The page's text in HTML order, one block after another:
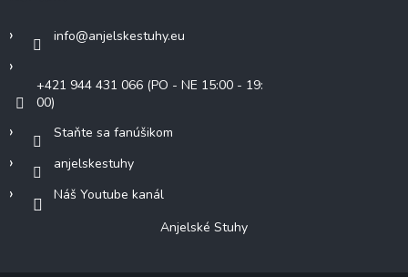
info@anjelskestuhy.eu
+421 944 431 066 (PO - NE 15:00 - 19:
00)
Staňte sa fanúšikom
anjelskestuhy
Náš Youtube kanál
Anjelské Stuhy